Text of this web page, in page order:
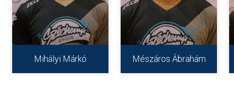
Mihályi Márkó Mészáros Ábrahám